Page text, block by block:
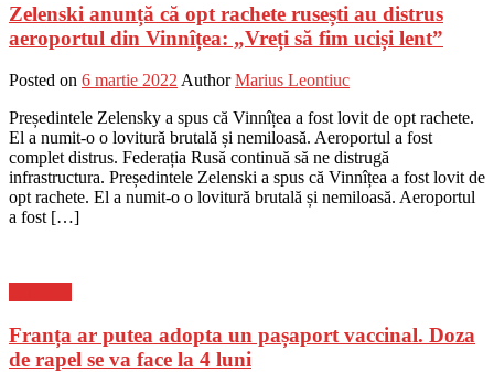
Zelenski anunță că opt rachete rusești au distrus
aeroportul din Vinnîțea: „Vreți să fim uciși lent”
Posted on 6 martie 2022 Author Marius Leontiuc
Președintele Zelensky a spus că Vinnîțea a fost lovit de opt rachete.
El a numit-o o lovitură brutală și nemiloasă. Aeroportul a fost
complet distrus. Federația Rusă continuă să ne distrugă
infrastructura. Președintele Zelenski a spus că Vinnîțea a fost lovit de
opt rachete. El a numit-o o lovitură brutală și nemiloasă. Aeroportul
a fost […]
Franța ar putea adopta un pașaport vaccinal. Doza
de rapel se va face la 4 luni